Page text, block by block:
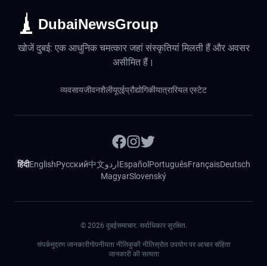
DubaiNewsGroup
खोजें दुबई: एक आधुनिक चमत्कार जहां संस्कृतियां मिलती हैं और अवसर
असीमित हैं।
व्यवसायजीवनशैलीयूएईप्रौद्योगिकीयात्रारियल एस्टेट
हिंदीEnglishРусский中文اردوEspañol PortuguêsFrançaisDeutsch
MagyarSlovenský
© 2026 दुबईसमाचार. सर्वाधिकार सुरक्षित.
संपर्कमुद्रण जानकारीगोपनीयता नीतिकुकी नीतिस्रोत उपयोग पर आचार संहिता
जानकारी की सत्यता